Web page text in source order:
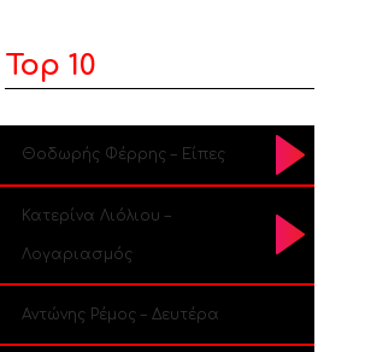
Top 10
Θοδωρής Φέρρης – Είπες
Κατερίνα Λιόλιου –
Λογαριασμός
Αντώνης Ρέμος – Δευτέρα